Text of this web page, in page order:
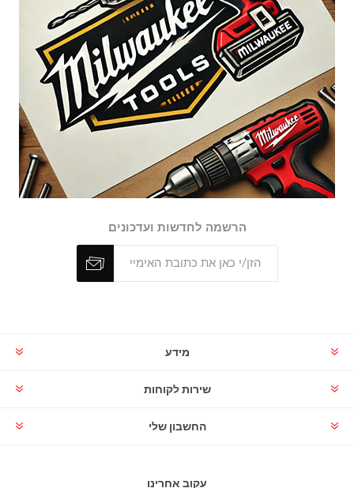
הרשמה לחדשות ועדכונים
מידע
שירות לקוחות
החשבון שלי
עקוב אחרינו